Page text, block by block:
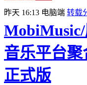
昨天 16:13 电脑端 转载
音乐平台聚
正式版